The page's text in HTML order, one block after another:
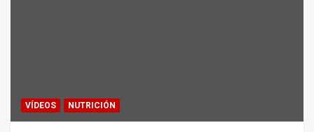
VÍDEOS NUTRICIÓN